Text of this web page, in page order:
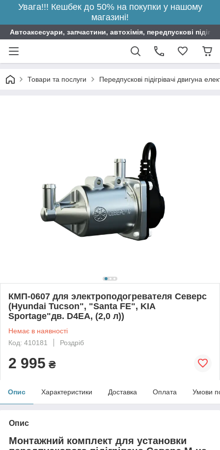
Увага!!! Кешбек до 50% на покупки у нашому
магазині!
Автоаксесуари, запчастини, автохімія, передпускові
Товари та послуги Передпускові підігрівачі двигуна
КМП-0607 для электроподогревателя Северс
(Hyundai Tucson", "Santa FE", KIA
Sportage"дв. D4EA, (2,0 л))
Немає в наявності
Код: 410181
Роздріб
2 995 ₴
Опис Характеристики Доставка Оплата Умови
Опис
Монтажний комплект для установки